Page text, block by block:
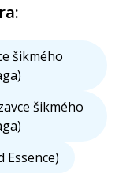
šikmého
šikmého
Essence)